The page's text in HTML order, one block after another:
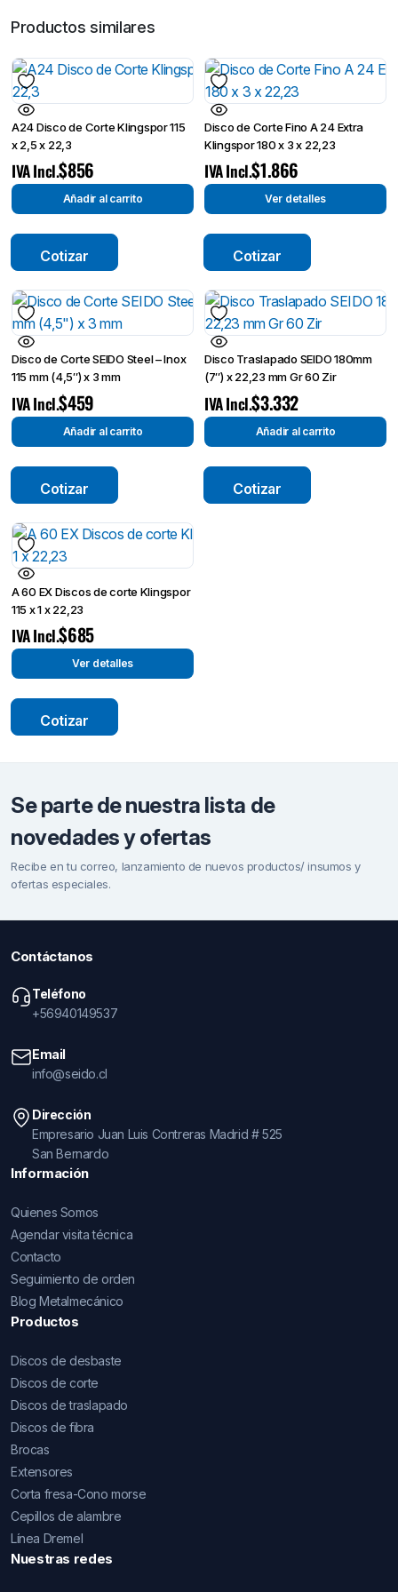
Productos similares
A24 Disco de Corte Klingspor 115
x 2,5 x 22,3
$856
IVA Incl.
Añadir al carrito
Cotizar
Disco de Corte Fino A 24 Extra
Klingspor 180 x 3 x 22,23
$1.866
IVA Incl.
Ver detalles
Cotizar
Disco de Corte SEIDO Steel – Inox
115 mm (4,5″) x 3 mm
$459
IVA Incl.
Añadir al carrito
Cotizar
Disco Traslapado SEIDO 180mm
(7″) x 22,23 mm Gr 60 Zir
$3.332
IVA Incl.
Añadir al carrito
Cotizar
A 60 EX Discos de corte Klingspor
115 x 1 x 22,23
$685
IVA Incl.
Ver detalles
Cotizar
Se parte de nuestra lista de
novedades y ofertas
Recibe en tu correo, lanzamiento de nuevos productos/ insumos y
ofertas especiales.
Contáctanos
Teléfono
+56940149537
Email
info@seido.cl
Dirección
Empresario Juan Luis Contreras Madrid # 525
San Bernardo
Información
Quienes Somos
Agendar visita técnica
Contacto
Seguimiento de orden
Blog Metalmecánico
Productos
Discos de desbaste
Discos de corte
Discos de traslapado
Discos de fibra
Brocas
Extensores
Corta fresa-Cono morse
Cepillos de alambre
Línea Dremel
Nuestras redes